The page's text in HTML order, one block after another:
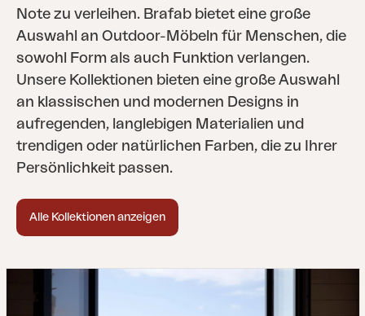
Note zu verleihen. Brafab bietet eine große
Auswahl an Outdoor-Möbeln für Menschen, die
sowohl Form als auch Funktion verlangen.
Unsere Kollektionen bieten eine große Auswahl
an klassischen und modernen Designs in
aufregenden, langlebigen Materialien und
trendigen oder natürlichen Farben, die zu Ihrer
Persönlichkeit passen.
Alle Kollektionen anzeigen